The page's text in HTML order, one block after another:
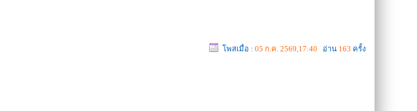
โพสเมื่อ : 05 ก.ค. 2569,17:40 อ่าน 163 ครั้ง